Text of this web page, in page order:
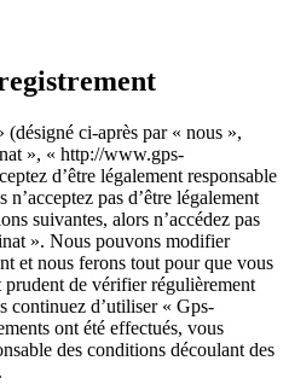
ci-après par « nous »,
», « http://www.gps-
d’être légalement responsable
pas d’être légalement
suivantes, alors n’accédez pas
». Nous pouvons modifier
et nous ferons tout pour que vous
de vérifier régulièrement
continuez d’utiliser « Gps-
ont été effectués, vous
des conditions découlant des